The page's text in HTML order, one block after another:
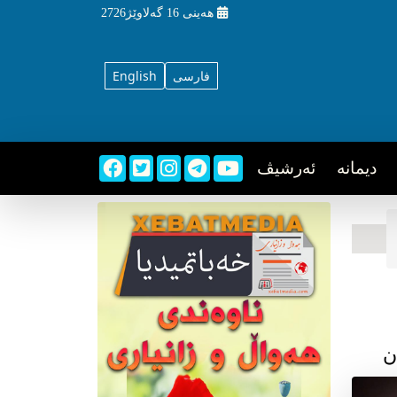
هه‌ینی 16 گه‌لاوێژ2726
English فارسی
دیمانه ئه‌رشیڤ